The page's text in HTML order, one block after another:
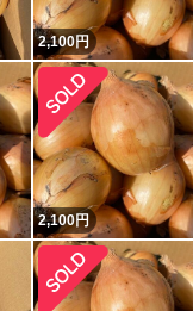
2,100円
2,100円